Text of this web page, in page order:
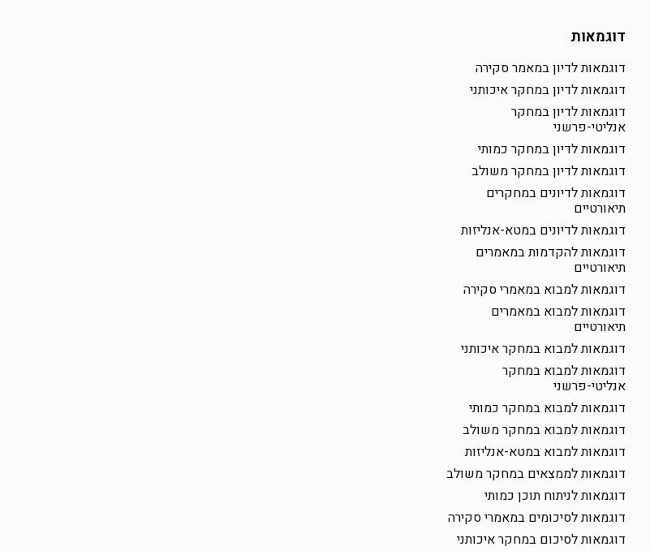
דוגמאות
דוגמאות לדיון במאמר סקירה
דוגמאות לדיון במחקר איכותני
דוגמאות לדיון במחקר
אנליטי-פרשני
דוגמאות לדיון במחקר כמותי
דוגמאות לדיון במחקר משולב
דוגמאות לדיונים במחקרים
תיאורטיים
דוגמאות לדיונים במטא-אנליזות
דוגמאות להקדמות במאמרים
תיאורטיים
דוגמאות למבוא במאמרי סקירה
דוגמאות למבוא במאמרים
תיאורטיים
דוגמאות למבוא במחקר איכותני
דוגמאות למבוא במחקר
אנליטי-פרשני
דוגמאות למבוא במחקר כמותי
דוגמאות למבוא במחקר משולב
דוגמאות למבוא במטא-אנליזות
דוגמאות לממצאים במחקר משולב
דוגמאות לניתוח תוכן כמותי
דוגמאות לסיכומים במאמרי סקירה
דוגמאות לסיכום במחקר איכותני